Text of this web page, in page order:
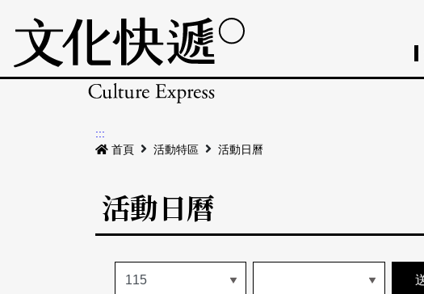
:::
首頁
活動特區 活動日曆
活動日曆